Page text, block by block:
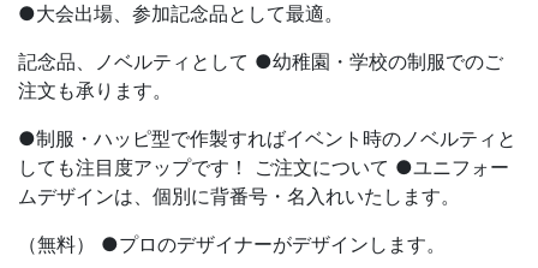
●大会出場、参加記念品として最適。
記念品、ノベルティとして ●幼稚園・学校の制服でのご
注文も承ります。
●制服・ハッピ型で作製すればイベント時のノベルティと
しても注目度アップです！ ご注文について ●ユニフォー
ムデザインは、個別に背番号・名入れいたします。
（無料） ●プロのデザイナーがデザインします。